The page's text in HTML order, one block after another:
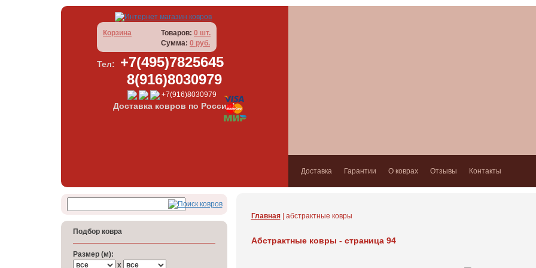
Корзина Товаров: 0 шт.
Сумма: 0 руб.
Тел:
+7(495)7825645
8(916)8030979
+7(916)8030979
Доставка ковров по России!
Доставка Гарантии О коврах Отзывы Контакты
Подбор ковра
Размер (м):
x
Главная| абстрактные ковры
Абстрактные ковры - страница 94